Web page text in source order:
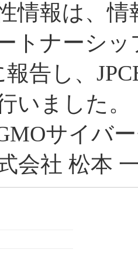
情報は、
トナーシ
告し、
いました。
サイバ
会社 松本